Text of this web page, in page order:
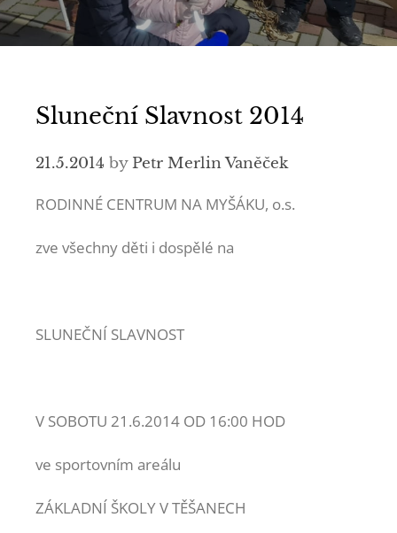
Sluneční Slavnost 2014
21.5.2014 byPetr Merlin Vaněček
RODINNÉ CENTRUM NA MYŠÁKU, o.s.
zve všechny děti i dospělé na
SLUNEČNÍ SLAVNOST
V SOBOTU 21.6.2014 OD 16:00 HOD
ve sportovním areálu
ZÁKLADNÍ ŠKOLY V TĚŠANECH